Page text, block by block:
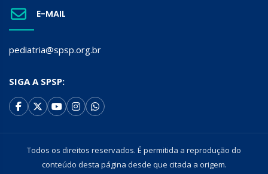
E-MAIL
pediatria@spsp.org.br
SIGA A SPSP:
Todos os direitos reservados. É permitida a reprodução do
conteúdo desta página desde que citada a origem.